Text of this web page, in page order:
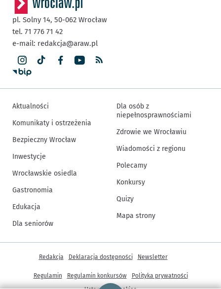
pl. Solny 14, 50-062 Wrocław
tel. 71 776 71 42
e-mail: redakcja@araw.pl
Aktualności
Komunikaty i ostrzeżenia
Bezpieczny Wrocław
Inwestycje
Wrocławskie osiedla
Gastronomia
Edukacja
Dla seniorów
Dla osób z
niepełnosprawnościami
Zdrowie we Wrocławiu
Wiadomości z regionu
Polecamy
Konkursy
Quizy
Mapa strony
Inne informacje
Redakcja Deklaracja dostępności Newsletter
Regulamin Regulamin konkursów
Polityka prywatności